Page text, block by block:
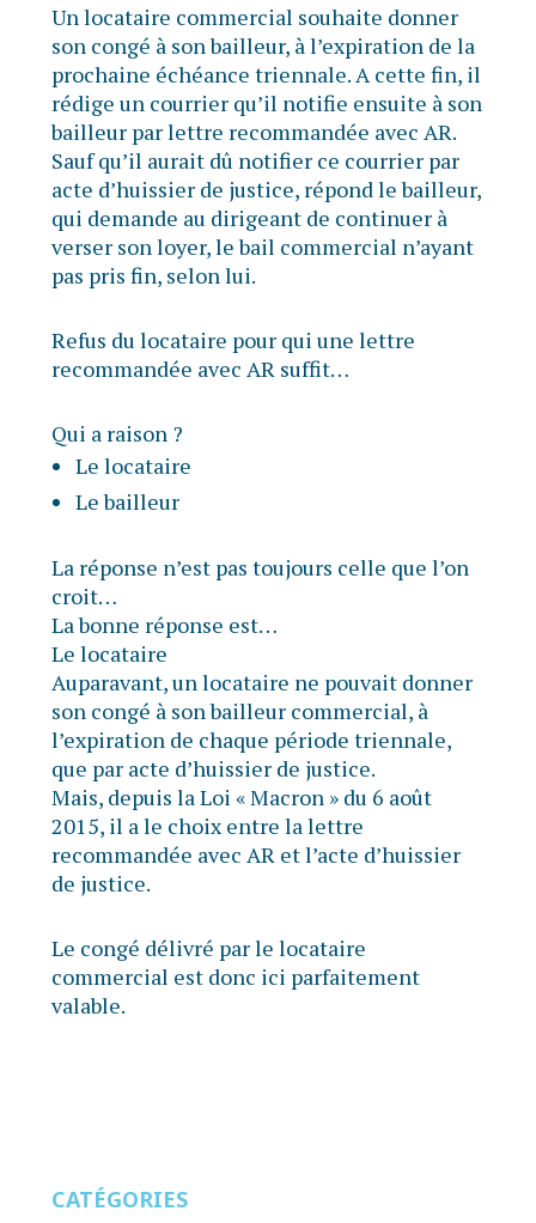
Un locataire commercial souhaite donner
son congé à son bailleur, à l’expiration de la
prochaine échéance triennale. A cette fin, il
rédige un courrier qu’il notifie ensuite à son
bailleur par lettre recommandée avec AR.
Sauf qu’il aurait dû notifier ce courrier par
acte d’huissier de justice, répond le bailleur,
qui demande au dirigeant de continuer à
verser son loyer, le bail commercial n’ayant
pas pris fin, selon lui.
Refus du locataire pour qui une lettre
recommandée avec AR suffit…
Qui a raison ?
Le locataire
Le bailleur
La réponse n’est pas toujours celle que l’on
croit…
La bonne réponse est…
Le locataire
Auparavant, un locataire ne pouvait donner
son congé à son bailleur commercial, à
l’expiration de chaque période triennale,
que par acte d’huissier de justice.
Mais, depuis la Loi « Macron » du 6 août
2015, il a le choix entre la lettre
recommandée avec AR et l’acte d’huissier
de justice.
Le congé délivré par le locataire
commercial est donc ici parfaitement
valable.
CATÉGORIES